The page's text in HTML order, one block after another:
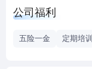
字产业园运营、教
公司福利
五险一金 定期培训